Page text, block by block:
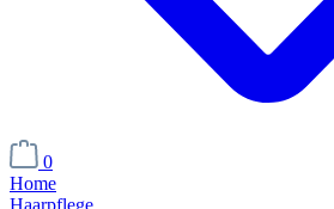
0
Home
Haarpflege